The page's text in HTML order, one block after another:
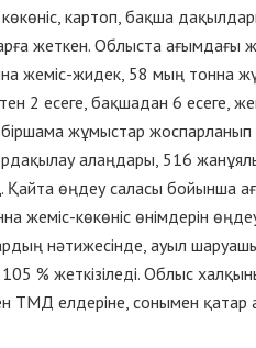
көкөніс, картоп, бақша
жеткен. Облыста
жеміс-жидек, 58 мың тонна
2 есеге, бақшадан 6
жұмыстар
алаңдары, 516
өңдеу саласы бойынша
жеміс-көкөніс өнімдерін
нәтижесінде, ауыл
% жеткізіледі. Облыс
ТМД елдеріне, сонымен